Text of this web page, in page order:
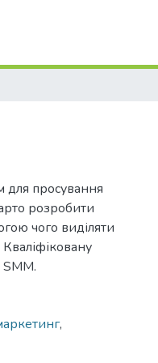
для просування
розробити
чого виділяти
,